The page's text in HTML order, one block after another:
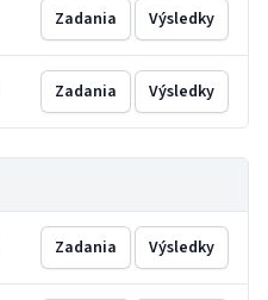
Zadania Výsledky
Zadania Výsledky
Zadania Výsledky